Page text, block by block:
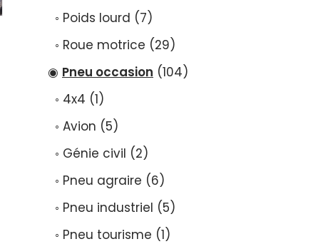
Poids lourd
7
Roue motrice
29
Pneu occasion 104
4x4 1
Avion 5
Génie civil
2
Pneu agraire
6
Pneu industriel 5
Pneu tourisme 1